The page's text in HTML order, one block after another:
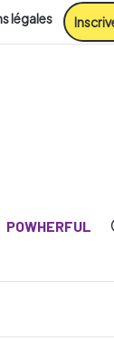
légales
POWHERFUL